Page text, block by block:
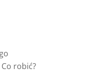
robić?